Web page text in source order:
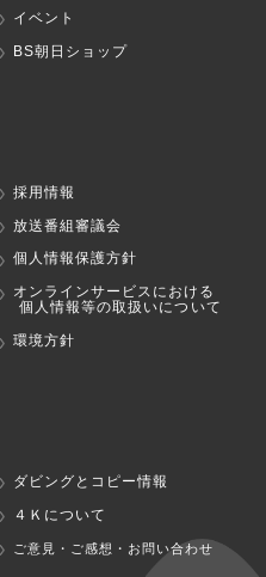
イベント
BS朝日ショップ
採用情報
放送番組審議会
個人情報保護方針
オンラインサービスにおける
個人情報等の取扱いについて
環境方針
ダビングとコピー情報
４Ｋについて
ご意見・ご感想・お問い合わせ